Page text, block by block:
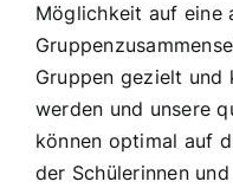
Möglichkeit auf eine
Gruppen gezielt
werden und unsere
können optimal auf
der Schülerinnen